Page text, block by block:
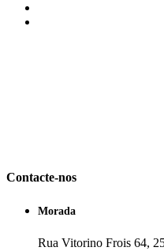
Contacte-nos
Morada
Rua Vitorino Frois 64,